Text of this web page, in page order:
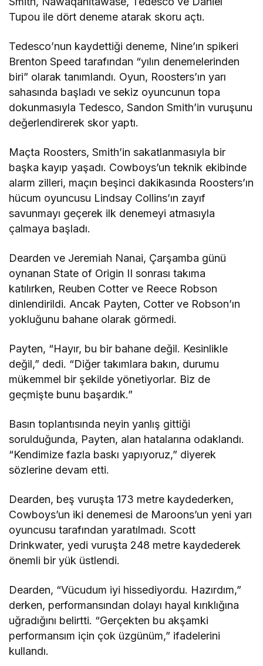
Tupou ile dört deneme atarak skoru açtı.
Tedesco’nun kaydettiği deneme, Nine’ın spikeri
Brenton Speed tarafından “yılın denemelerinden
biri” olarak tanımlandı. Oyun, Roosters’ın yarı
sahasında başladı ve sekiz oyuncunun topa
dokunmasıyla Tedesco, Sandon Smith’in vuruşunu
değerlendirerek skor yaptı.
Maçta Roosters, Smith’in sakatlanmasıyla bir
başka kayıp yaşadı. Cowboys’un teknik ekibinde
alarm zilleri, maçın beşinci dakikasında Roosters’ın
hücum oyuncusu Lindsay Collins’ın zayıf
savunmayı geçerek ilk denemeyi atmasıyla
çalmaya başladı.
Dearden ve Jeremiah Nanai, Çarşamba günü
oynanan State of Origin II sonrası takıma
katılırken, Reuben Cotter ve Reece Robson
dinlendirildi. Ancak Payten, Cotter ve Robson’ın
yokluğunu bahane olarak görmedi.
Payten, “Hayır, bu bir bahane değil. Kesinlikle
değil,” dedi. “Diğer takımlara bakın, durumu
mükemmel bir şekilde yönetiyorlar. Biz de
geçmişte bunu başardık.”
Basın toplantısında neyin yanlış gittiği
sorulduğunda, Payten, alan hatalarına odaklandı.
“Kendimize fazla baskı yapıyoruz,” diyerek
sözlerine devam etti.
Dearden, beş vuruşta 173 metre kaydederken,
Cowboys’un iki denemesi de Maroons’un yeni yarı
oyuncusu tarafından yaratılmadı. Scott
Drinkwater, yedi vuruşta 248 metre kaydederek
önemli bir yük üstlendi.
Dearden, “Vücudum iyi hissediyordu. Hazırdım,”
derken, performansından dolayı hayal kırıklığına
uğradığını belirtti. “Gerçekten bu akşamki
performansım için çok üzgünüm,” ifadelerini
kullandı.